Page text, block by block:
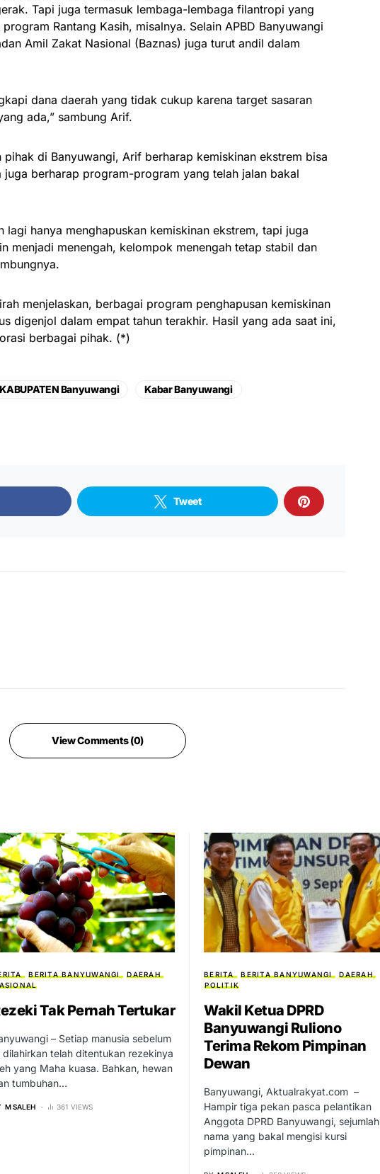
Tapi juga termasuk lembaga-lembaga filantropi yang
Rantang Kasih, misalnya. Selain APBD Banyuwangi
Amil Zakat Nasional (Baznas) juga turut andil dalam
dana daerah yang tidak cukup karena target sasaran
ada,” sambung Arif.
pihak di Banyuwangi, Arif berharap kemiskinan ekstrem bisa
berharap program-program yang telah jalan bakal
lagi hanya menghapuskan kemiskinan ekstrem, tapi juga
menjadi menengah, kelompok menengah tetap stabil dan
menjelaskan, berbagai program penghapusan kemiskinan
digenjol dalam empat tahun terakhir. Hasil yang ada saat ini,
berbagai pihak. (*)
Banyuwangi Kabar Banyuwangi
Tweet
View Comments (0)
BERITA BANYUWANGI
DAERAH
Tak Pernah Tertukar
– Setiap manusia sebelum
dilahirkan telah ditentukan rezekinya
yang Maha kuasa. Bahkan, hewan
tumbuhan…
M SALEH 361 VIEWS
BERITA BERITA BANYUWANGI
DAERAH
POLITIK
Wakil Ketua DPRD
Banyuwangi Ruliono
Terima Rekom Pimpinan
Dewan
Banyuwangi, Aktualrakyat.com –
Hampir tiga pekan pasca pelantikan
Anggota DPRD Banyuwangi, sejumlah
nama yang bakal mengisi kursi
pimpinan…